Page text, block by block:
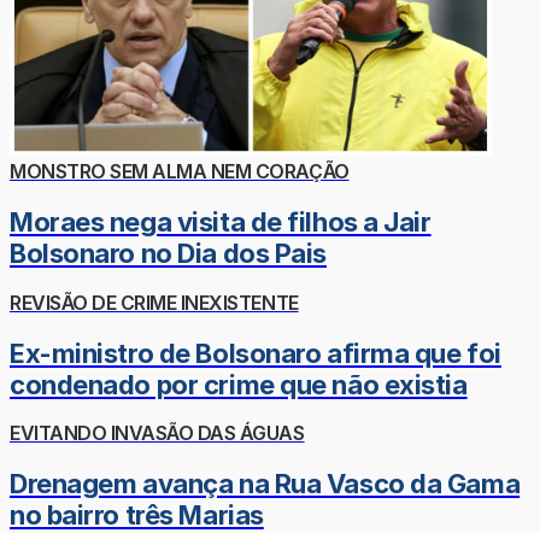
MONSTRO SEM ALMA NEM CORAÇÃO
Moraes nega visita de filhos a Jair
Bolsonaro no Dia dos Pais
REVISÃO DE CRIME INEXISTENTE
Ex-ministro de Bolsonaro afirma que foi
condenado por crime que não existia
EVITANDO INVASÃO DAS ÁGUAS
Drenagem avança na Rua Vasco da Gama
no bairro três Marias